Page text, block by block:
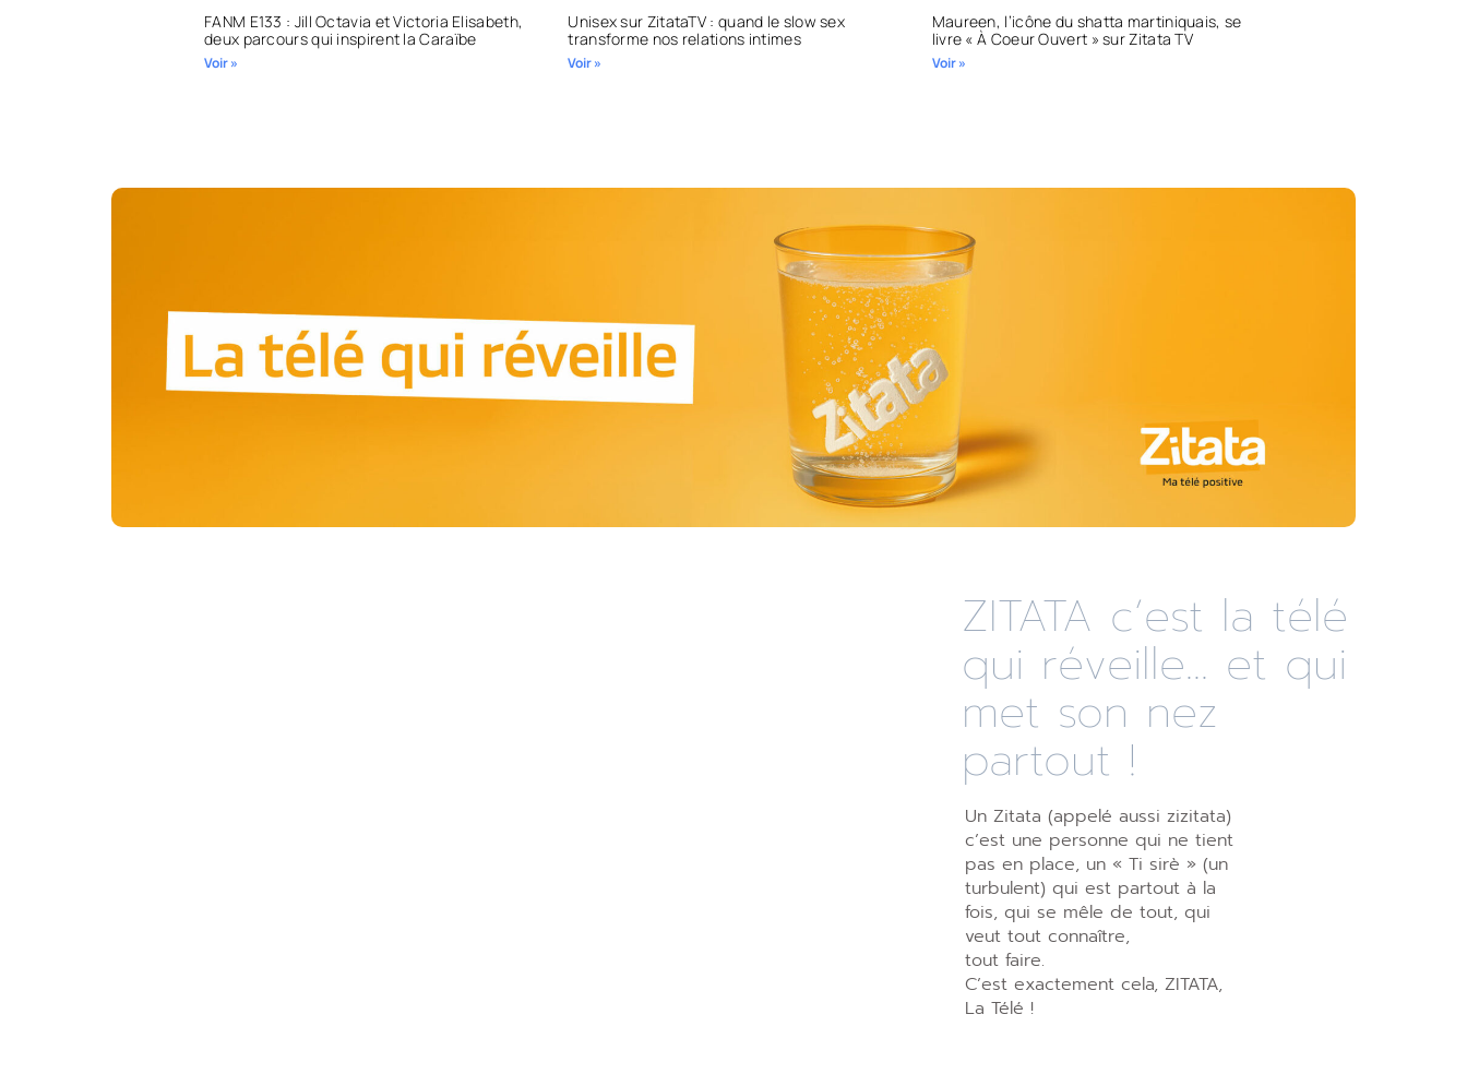
FANM E133 : Jill Octavia et Victoria Elisabeth,
deux parcours qui inspirent la Caraïbe
Voir »
Unisex sur ZitataTV : quand le slow sex
transforme nos relations intimes
Voir »
Maureen, l’icône du shatta martiniquais, se
livre « À Coeur Ouvert » sur Zitata TV
Voir »
ZITATA c’est la télé
qui réveille... et qui
met son nez
partout !
Un Zitata (appelé aussi zizitata)
c’est une personne qui ne tient
pas en place, un « Ti sirè » (un
turbulent) qui est partout à la
fois, qui se mêle de tout, qui
veut tout connaître,
tout faire.
C’est exactement cela, ZITATA,
La Télé !